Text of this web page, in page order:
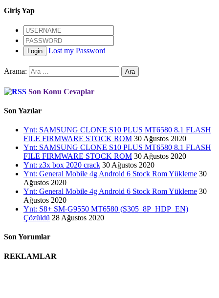
Giriş Yap
Login Lost my Password
Arama:
Son Konu Cevaplar
Son Yazılar
Ynt: SAMSUNG CLONE S10 PLUS MT6580 8.1 FLASH
FILE FIRMWARE STOCK ROM 30 Ağustos 2020
Ynt: SAMSUNG CLONE S10 PLUS MT6580 8.1 FLASH
FILE FIRMWARE STOCK ROM 30 Ağustos 2020
Ynt: z3x box 2020 crack 30 Ağustos 2020
Ynt: General Mobile 4g Android 6 Stock Rom Yükleme 30
Ağustos 2020
Ynt: General Mobile 4g Android 6 Stock Rom Yükleme 30
Ağustos 2020
Ynt: S8+ SM-G9550 MT6580 (S305_8P_HDP_EN)
Çözüldü 28 Ağustos 2020
Son Yorumlar
REKLAMLAR